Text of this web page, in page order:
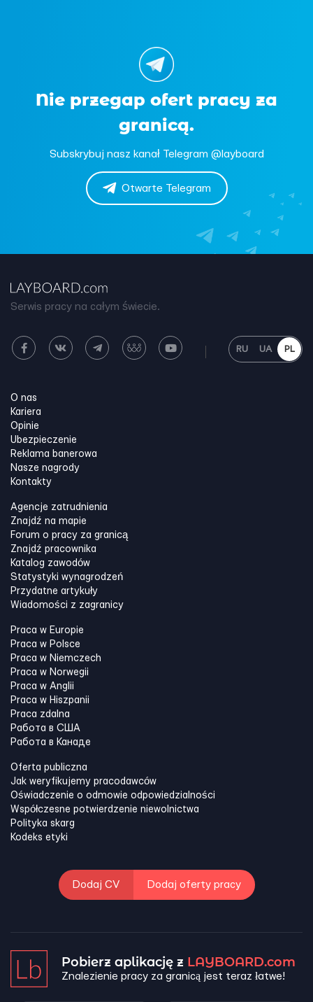
Nie przegap ofert pracy za
granicą.
Subskrybuj nasz kanał Telegram @layboard
Otwarte Telegram
Serwis pracy na całym świecie.
RU UA PL
O nas
Kariera
Opinie
Ubezpieczenie
Reklama banerowa
Nasze nagrody
Kontakty
Agencje zatrudnienia
Znajdź na mapie
Forum o pracy za granicą
Znajdź pracownika
Katalog zawodów
Statystyki wynagrodzeń
Przydatne artykuły
Wiadomości z zagranicy
Praca w Europie
Praca w Polsce
Praca w Niemczech
Praca w Norwegii
Praca w Anglii
Praca w Hiszpanii
Praca zdalna
Работа в США
Работа в Канадe
Oferta publiczna
Jak weryfikujemy pracodawców
Oświadczenie o odmowie odpowiedzialności
Współczesne potwierdzenie niewolnictwa
Polityka skarg
Kodeks etyki
Dodaj CV Dodaj oferty pracy
Pobierz aplikację z LAYBOARD.com
Znalezienie pracy za granicą jest teraz łatwe!